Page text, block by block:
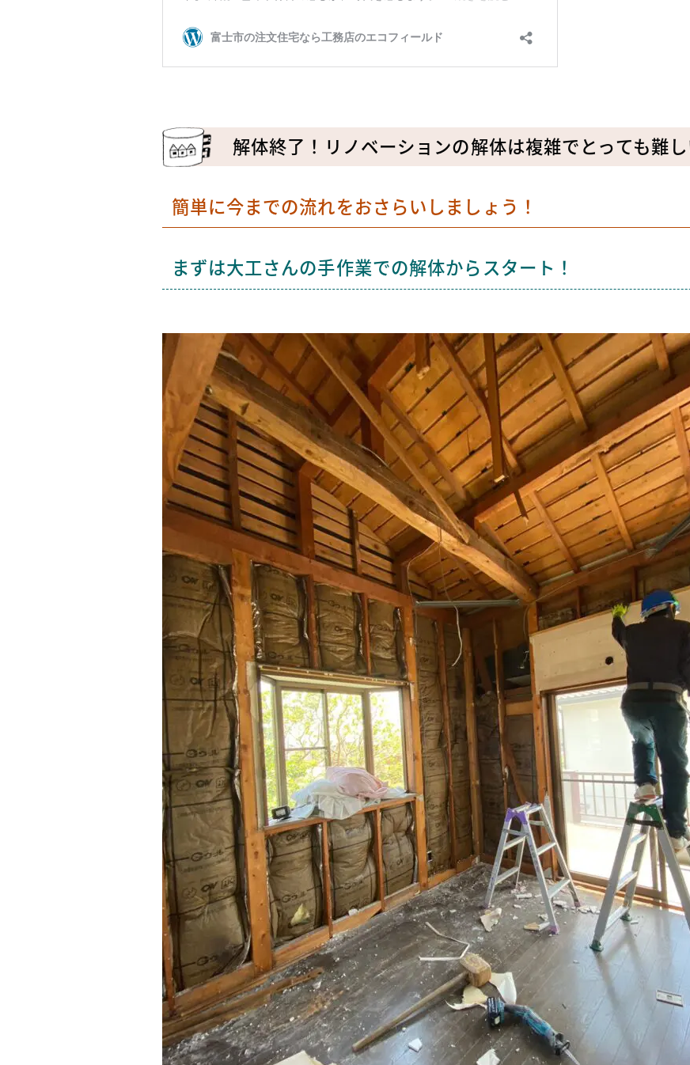
解体終了！リノベーションの解体は複雑でとっても難
簡単に今までの流れをおさらいしましょう！
まずは大工さんの手作業での解体からスタート！